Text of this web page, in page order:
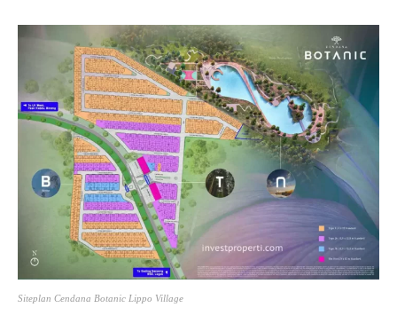
Siteplan Cendana Botanic Lippo Village